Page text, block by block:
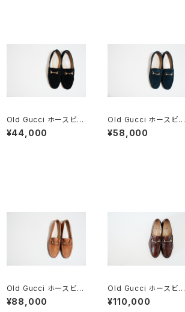
Old Gucci ホースビッ
トローファー 6.5B スエ
ードBK
¥44,000
Old Gucci ホースビッ
トローファー 36C Nav
y Suede
¥58,000
Old Gucci ホースビッ
トローファー 5.5B Tan
DEADSTOCK
¥88,000
Old Gucci ホースビッ
トローファー 41.5 Dar
k Brown
¥110,000